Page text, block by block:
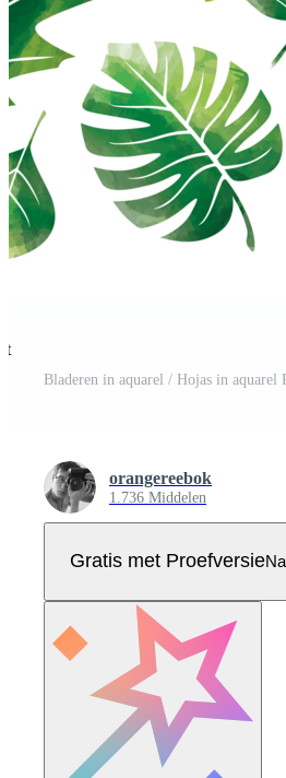
Bladeren in aquarel / Hojas in aquarel
orangereebok
1.736 Middelen
Gratis met Proefversie